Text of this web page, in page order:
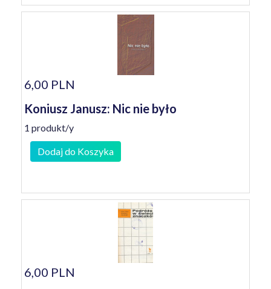
6,00 PLN
Koniusz Janusz: Nic nie było
1 produkt/y
Dodaj do Koszyka
6,00 PLN